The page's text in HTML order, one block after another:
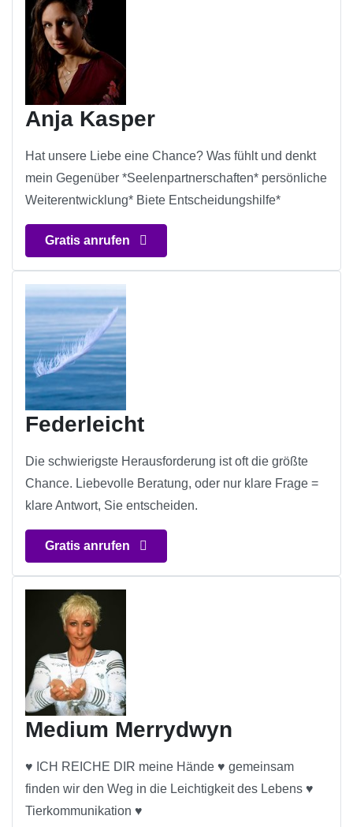
Anja Kasper
Hat unsere Liebe eine Chance? Was fühlt und denkt
mein Gegenüber *Seelenpartnerschaften* persönliche
Weiterentwicklung* Biete Entscheidungshilfe*
Gratis anrufen
Federleicht
Die schwierigste Herausforderung ist oft die größte
Chance. Liebevolle Beratung, oder nur klare Frage =
klare Antwort, Sie entscheiden.
Gratis anrufen
Medium Merrydwyn
♥ ICH REICHE DIR meine Hände ♥ gemeinsam
finden wir den Weg in die Leichtigkeit des Lebens ♥
Tierkommunikation ♥